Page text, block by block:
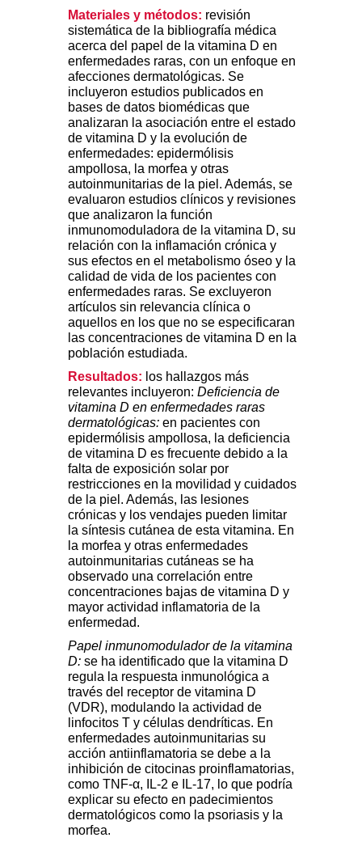
Materiales y métodos: revisión
sistemática de la bibliografía médica
acerca del papel de la vitamina D en
enfermedades raras, con un enfoque en
afecciones dermatológicas. Se
incluyeron estudios publicados en
bases de datos biomédicas que
analizaran la asociación entre el estado
de vitamina D y la evolución de
enfermedades: epidermólisis
ampollosa, la morfea y otras
autoinmunitarias de la piel. Además, se
evaluaron estudios clínicos y revisiones
que analizaron la función
inmunomoduladora de la vitamina D, su
relación con la inflamación crónica y
sus efectos en el metabolismo óseo y la
calidad de vida de los pacientes con
enfermedades raras. Se excluyeron
artículos sin relevancia clínica o
aquellos en los que no se especificaran
las concentraciones de vitamina D en la
población estudiada.
Resultados: los hallazgos más
relevantes incluyeron: Deficiencia de
vitamina D en enfermedades raras
dermatológicas: en pacientes con
epidermólisis ampollosa, la deficiencia
de vitamina D es frecuente debido a la
falta de exposición solar por
restricciones en la movilidad y cuidados
de la piel. Además, las lesiones
crónicas y los vendajes pueden limitar
la síntesis cutánea de esta vitamina. En
la morfea y otras enfermedades
autoinmunitarias cutáneas se ha
observado una correlación entre
concentraciones bajas de vitamina D y
mayor actividad inflamatoria de la
enfermedad.
Papel inmunomodulador de la vitamina
D: se ha identificado que la vitamina D
regula la respuesta inmunológica a
través del receptor de vitamina D
(VDR), modulando la actividad de
linfocitos T y células dendríticas. En
enfermedades autoinmunitarias su
acción antiinflamatoria se debe a la
inhibición de citocinas proinflamatorias,
como TNF-α, IL-2 e IL-17, lo que podría
explicar su efecto en padecimientos
dermatológicos como la psoriasis y la
morfea.